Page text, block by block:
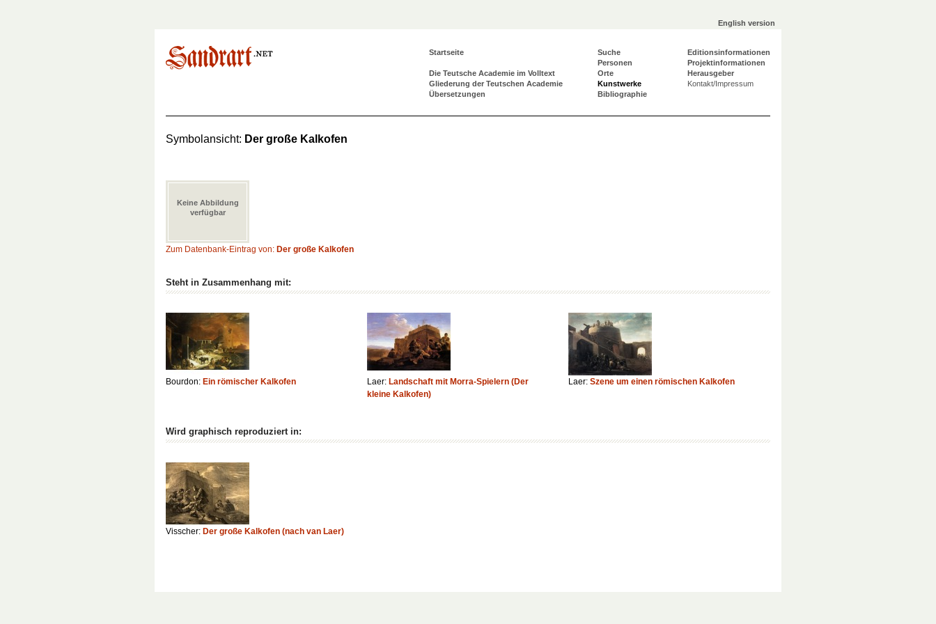
English version
Startseite
Die Teutsche Academie im Volltext
Gliederung der Teutschen Academie
Übersetzungen
Suche
Personen
Orte
Kunstwerke
Bibliographie
Editionsinformationen
Projektinformationen
Herausgeber
Kontakt/Impressum
Symbolansicht: Der große Kalkofen
Keine Abbildung
verfügbar
Zum Datenbank-Eintrag von: Der große Kalkofen
Steht in Zusammenhang mit:
Bourdon: Ein römischer Kalkofen Laer: Landschaft mit Morra-Spielern (Der
kleine Kalkofen)
Laer: Szene um einen römischen Kalkofen
Wird graphisch reproduziert in:
Visscher: Der große Kalkofen (nach van Laer)